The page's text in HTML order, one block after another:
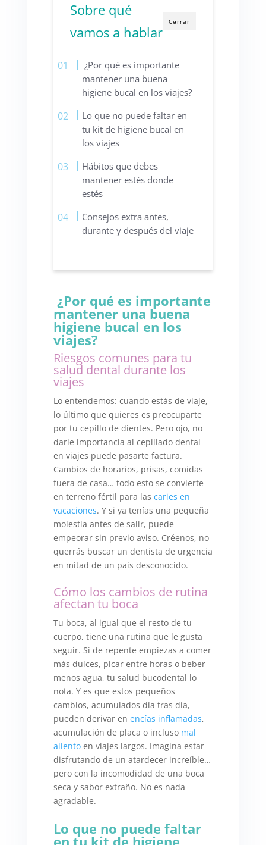
Cerrar
Sobre qué
vamos a hablar
¿Por qué es importante
mantener una buena
higiene bucal en los viajes?
Lo que no puede faltar en
tu kit de higiene bucal en
los viajes
Hábitos que debes
mantener estés donde
estés
Consejos extra antes,
durante y después del viaje
¿Por qué es importante
mantener una buena
higiene bucal en los
viajes?
Riesgos comunes para tu
salud dental durante los
viajes
Lo entendemos: cuando estás de viaje,
lo último que quieres es preocuparte
por tu cepillo de dientes. Pero ojo, no
darle importancia al cepillado dental
en viajes puede pasarte factura.
Cambios de horarios, prisas, comidas
fuera de casa… todo esto se convierte
en terreno fértil para las caries en
vacaciones. Y si ya tenías una pequeña
molestia antes de salir, puede
empeorar sin previo aviso. Créenos, no
querrás buscar un dentista de urgencia
en mitad de un país desconocido.
Cómo los cambios de rutina
afectan tu boca
Tu boca, al igual que el resto de tu
cuerpo, tiene una rutina que le gusta
seguir. Si de repente empiezas a comer
más dulces, picar entre horas o beber
menos agua, tu salud bucodental lo
nota. Y es que estos pequeños
cambios, acumulados día tras día,
pueden derivar en encías inflamadas,
acumulación de placa o incluso mal
alientoen viajes largos. Imagina estar
disfrutando de un atardecer increíble…
pero con la incomodidad de una boca
seca y sabor extraño. No es nada
agradable.
Lo que no puede faltar